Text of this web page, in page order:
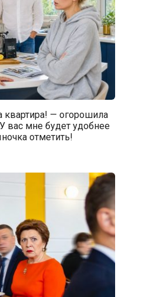
— огорошила
вас мне будет удобнее
отметить!